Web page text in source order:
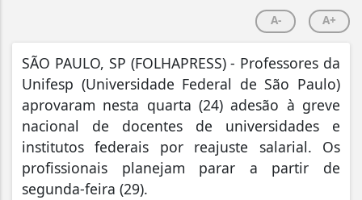
A- A+
SÃO PAULO, SP (FOLHAPRESS) - Professores da
Unifesp (Universidade Federal de São Paulo)
aprovaram nesta quarta (24) adesão à greve
nacional de docentes de universidades e
institutos federais por reajuste salarial. Os
profissionais planejam parar a partir de
segunda-feira (29).